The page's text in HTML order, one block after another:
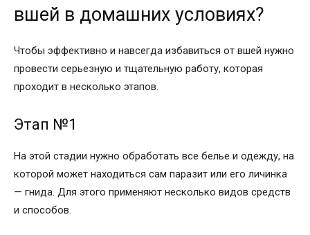
вшей в домашних условиях?
Чтобы эффективно и навсегда избавиться от вшей нужно
провести серьезную и тщательную работу, которая
проходит в несколько этапов.
Этап №1
На этой стадии нужно обработать все белье и одежду, на
которой может находиться сам паразит или его личинка
— гнида. Для этого применяют несколько видов средств
и способов.